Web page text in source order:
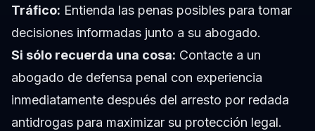
Tráfico: Entienda las penas posibles para tomar
decisiones informadas junto a su abogado.
Si sólo recuerda una cosa: Contacte a un
abogado de defensa penal con experiencia
inmediatamente después del arresto por redada
antidrogas para maximizar su protección legal.